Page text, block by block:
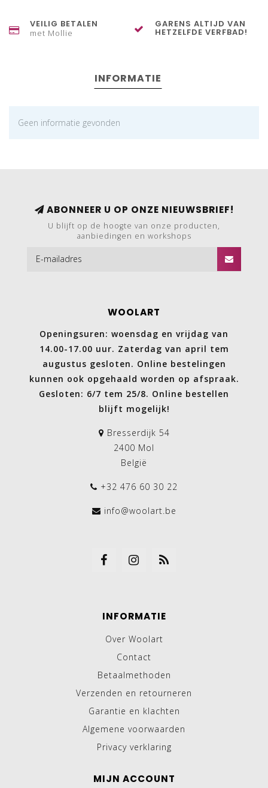
VEILIG BETALEN
met Mollie
GARENS ALTIJD VAN
HETZELFDE VERFBAD!
INFORMATIE
Geen informatie gevonden
ABONNEER U OP ONZE NIEUWSBRIEF!
U blijft op de hoogte van onze producten,
aanbiedingen en workshops
WOOLART
Openingsuren: woensdag en vrijdag van
14.00-17.00 uur. Zaterdag van april tem
augustus gesloten. Online bestelingen
kunnen ook opgehaald worden op afspraak.
Gesloten: 6/7 tem 25/8. Online bestellen
blijft mogelijk!
Bresserdijk 54
2400 Mol
België
+32 476 60 30 22
info@woolart.be
INFORMATIE
Over Woolart
Contact
Betaalmethoden
Verzenden en retourneren
Garantie en klachten
Algemene voorwaarden
Privacy verklaring
MIJN ACCOUNT